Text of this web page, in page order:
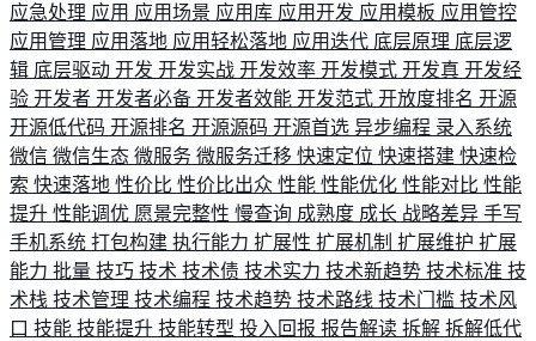
应急处理 应用 应用场景 应用库 应用开发 应用模板 应用管控
应用管理 应用落地 应用轻松落地 应用迭代 底层原理 底层逻
辑 底层驱动 开发 开发实战 开发效率 开发模式 开发真 开发经
验 开发者 开发者必备 开发者效能 开发范式 开放度排名 开源
开源低代码 开源排名 开源源码 开源首选 异步编程 录入系统
微信 微信生态 微服务 微服务迁移 快速定位 快速搭建 快速检
索 快速落地 性价比 性价比出众 性能 性能优化 性能对比 性能
提升 性能调优 愿景完整性 慢查询 成熟度 成长 战略差异 手写
手机系统 打包构建 执行能力 扩展性 扩展机制 扩展维护 扩展
能力 批量 技巧 技术 技术债 技术实力 技术新趋势 技术标准 技
术栈 技术管理 技术编程 技术趋势 技术路线 技术门槛 技术风
口 技能 技能提升 技能转型 投入回报 报告解读 拆解 拆解低代